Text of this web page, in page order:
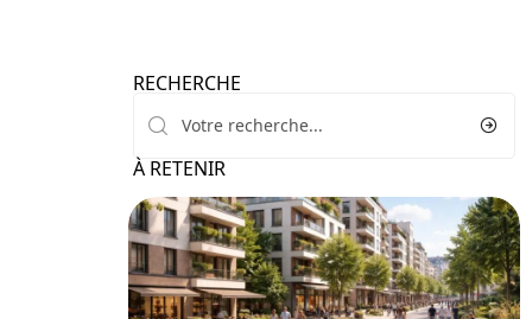
RECHERCHE
À RETENIR